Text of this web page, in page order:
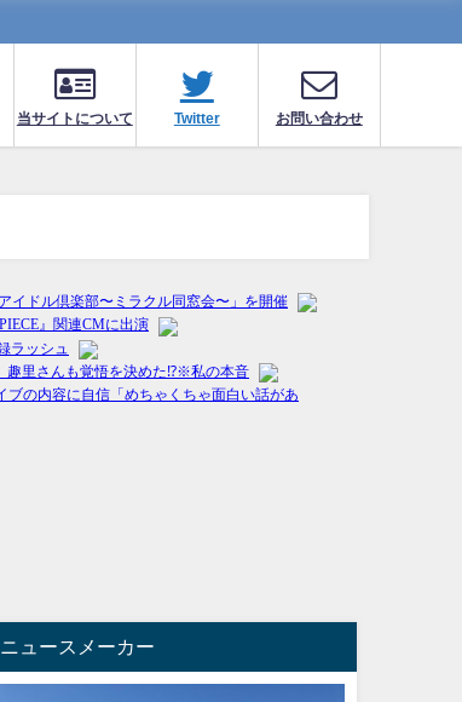
当サイトについて Twitter お問い合わせ
ニュースメーカー